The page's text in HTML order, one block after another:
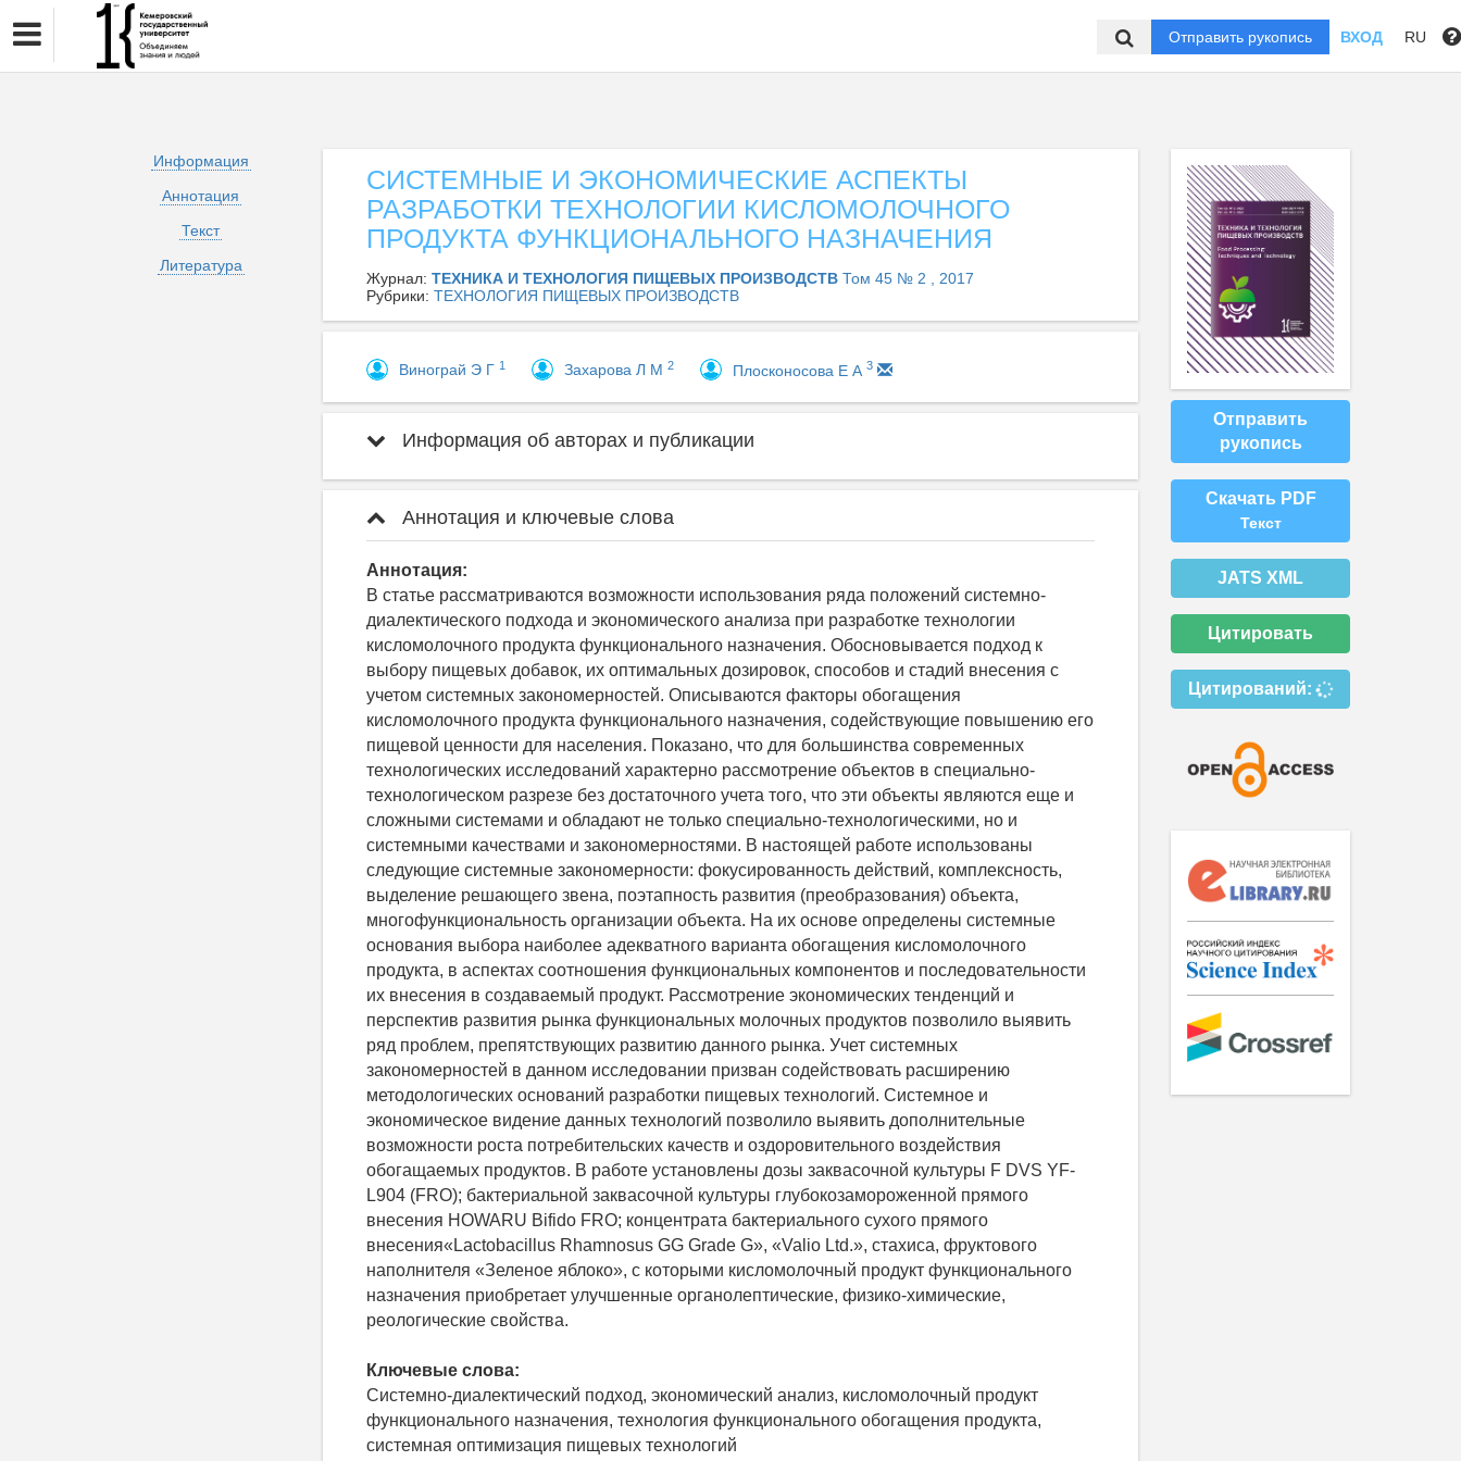
Отправить рукопись ВХОД RU
Информация
Аннотация
Текст
Литература
СИСТЕМНЫЕ И ЭКОНОМИЧЕСКИЕ АСПЕКТЫ
РАЗРАБОТКИ ТЕХНОЛОГИИ КИСЛОМОЛОЧНОГО
ПРОДУКТА ФУНКЦИОНАЛЬНОГО НАЗНАЧЕНИЯ
Журнал: ТЕХНИКА И ТЕХНОЛОГИЯ ПИЩЕВЫХ ПРОИЗВОДСТВ Том 45 № 2 , 2017
Рубрики: ТЕХНОЛОГИЯ ПИЩЕВЫХ ПРОИЗВОДСТВ
Винограй Э Г 1 Захарова Л М 2 Плосконосова Е А 3
Информация об авторах и публикации
Аннотация и ключевые слова
Аннотация:
В статье рассматриваются возможности использования ряда положений системно-
диалектического подхода и экономического анализа при разработке технологии
кисломолочного продукта функционального назначения. Обосновывается подход к
выбору пищевых добавок, их оптимальных дозировок, способов и стадий внесения с
учетом системных закономерностей. Описываются факторы обогащения
кисломолочного продукта функционального назначения, содействующие повышению его
пищевой ценности для населения. Показано, что для большинства современных
технологических исследований характерно рассмотрение объектов в специально-
технологическом разрезе без достаточного учета того, что эти объекты являются еще и
сложными системами и обладают не только специально-технологическими, но и
системными качествами и закономерностями. В настоящей работе использованы
следующие системные закономерности: фокусированность действий, комплексность,
выделение решающего звена, поэтапность развития (преобразования) объекта,
многофункциональность организации объекта. На их основе определены системные
основания выбора наиболее адекватного варианта обогащения кисломолочного
продукта, в аспектах соотношения функциональных компонентов и последовательности
их внесения в создаваемый продукт. Рассмотрение экономических тенденций и
перспектив развития рынка функциональных молочных продуктов позволило выявить
ряд проблем, препятствующих развитию данного рынка. Учет системных
закономерностей в данном исследовании призван содействовать расширению
методологических оснований разработки пищевых технологий. Системное и
экономическое видение данных технологий позволило выявить дополнительные
возможности роста потребительских качеств и оздоровительного воздействия
обогащаемых продуктов. В работе установлены дозы заквасочной культуры F DVS YF-
L904 (FRO); бактериальной заквасочной культуры глубокозамороженной прямого
внесения HOWARU Bifido FRO; концентрата бактериального сухого прямого
внесения«Lactobacillus Rhamnosus GG Grade G», «Valio Ltd.», стахиса, фруктового
наполнителя «Зеленое яблоко», с которыми кисломолочный продукт функционального
назначения приобретает улучшенные органолептические, физико-химические,
реологические свойства.
Ключевые слова:
Системно-диалектический подход, экономический анализ, кисломолочный продукт
функционального назначения, технология функционального обогащения продукта,
системная оптимизация пищевых технологий
Отправить
рукопись
Скачать PDF
Текст
JATS XML
Цитировать
Цитирований: